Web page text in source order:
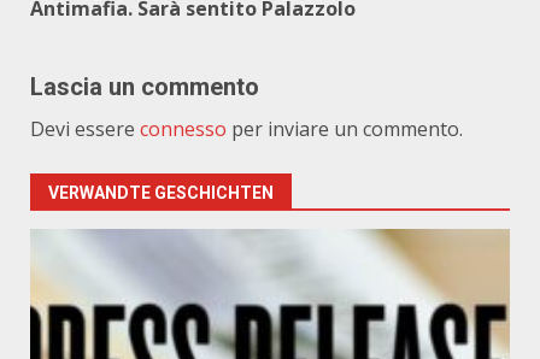
Antimafia. Sarà sentito Palazzolo
Lascia un commento
Devi essere connesso per inviare un commento.
VERWANDTE GESCHICHTEN